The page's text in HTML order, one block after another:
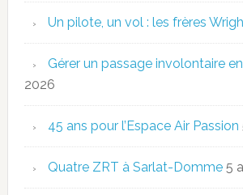
Un pilote, un vol : les frères
Gérer un passage involontaire
2026
45 ans pour l’Espace Air Passion
Quatre ZRT à Sarlat-Domme 5